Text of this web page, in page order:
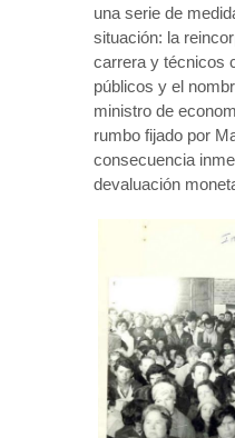
una serie de
situación: la
carrera y técnicos
públicos y el
ministro de
rumbo fijado por
consecuencia
devaluación